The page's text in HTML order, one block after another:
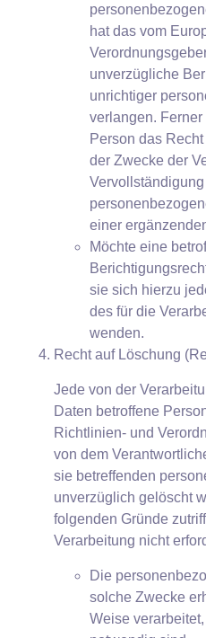
hat das vom
unverzügliche
unrichtiger
verlangen. Ferner
Person das
der Zwecke der
einer
Möchte eine
sie sich hierzu
des für die
wenden.
Recht auf Löschung
Jede von der
Daten betroffene
Richtlinien- und
von dem
sie betreffenden
unverzüglich gelöscht
folgenden Gründe
Verarbeitung nicht
Die
solche Zwecke
Weise